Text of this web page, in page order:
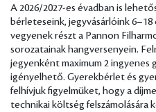
A 2026/2027-es évadban is
bérleteseink, jegyvásárlóink 6–18
vegyenek részt a Pannon
sorozatainak hangversenyein.
jegyenként maximum 2
igényelhető. Gyerekbérlet és
felhívjuk figyelmüket, hogy a
technikai költség felszámolására